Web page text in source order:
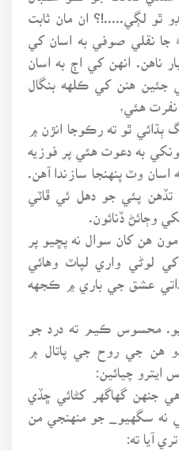
ٿو لڳي.....!؟ ان مان ثابت
جا نقلي صوفي به اسان کي
ناهن. انهن کي اڄ به اسان
جئين هنن کي ڪلهه بنگال
هئي،
ٻڌائي ٿو ته رڪوجا انڙن ۾
به دعوت هئي پر فوزيه
وٽ پنهنجا سازندا آهن.
تڏهن پئي جو دهل ئي ڦاٽي
وڄائڻ ڏنائون.
هن کان سوال نه پڇيو پر
واري لپاٽ وهائي
عشق جي باري ۾ ڪجهه
محسوس ڪيم ته درد جو
هن جي روح جي پاتال ۾
ايترو چيائين:
جنهن گهاگهر کڻائي ڇڏي
نه سگهيو_ جو منهنجي من
آيا ته: